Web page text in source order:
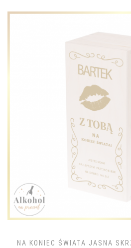
NA KONIEC ŚWIATA JASNA